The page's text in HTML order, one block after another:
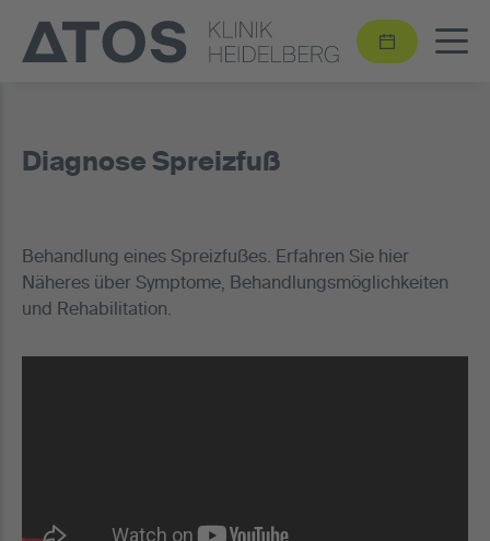
Diagnose Spreizfuß
Behandlung eines Spreizfußes. Erfahren Sie hier
Näheres über Symptome, Behandlungsmöglichkeiten
und Rehabilitation.